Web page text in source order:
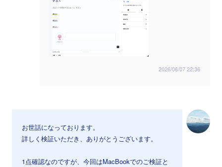
2026/06/07 22:36
お世話になっております。
詳しく検証いただき、ありがとうございます。
1点確認なのですが、今回はMacBookでのご検証と